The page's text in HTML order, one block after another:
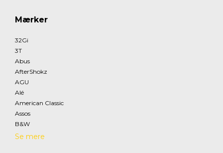
Mærker
32Gi
3T
Abus
AfterShokz
AGU
Alé
American Classic
Assos
B&W
Se mere